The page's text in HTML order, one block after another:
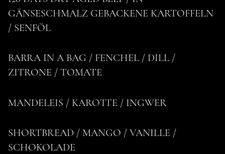
MEHR ENTDECKEN
GÄNSESCHMALZ GEBACKENE KARTOFFELN
/ SENFÖL
BARRA IN A BAG / FENCHEL / DILL /
ZITRONE / TOMATE
MANDELEIS / KAROTTE / INGWER
SHORTBREAD / MANGO / VANILLE /
SCHOKOLADE